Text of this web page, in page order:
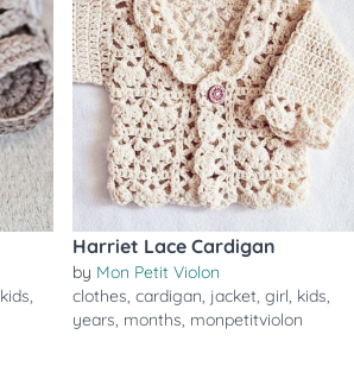
kids,
Harriet Lace Cardigan
by Mon Petit Violon
clothes,cardigan, jacket,girl, kids,
years, months, monpetitviolon